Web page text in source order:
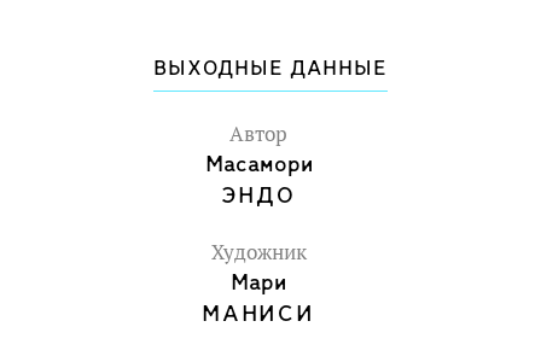
существует благодаря успехам
электромагнетизма.
ВЫХОДНЫЕ ДАННЫЕ
Автор
Масамори
ЭНДО
Художник
Мари
МАНИСИ